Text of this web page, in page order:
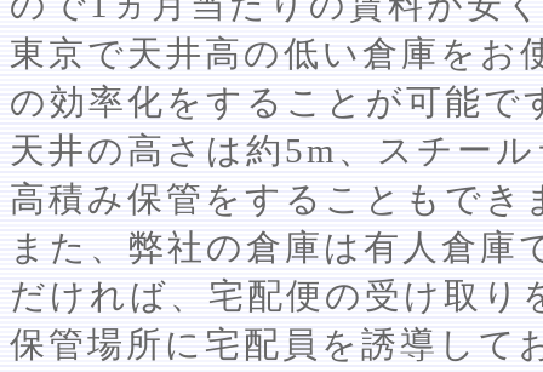
東京で天井高の低い倉庫をお
の効率化をすることが可能で
天井の高さは約5m、スチー
高積み保管をすることもでき
また、弊社の倉庫は有人倉
だければ、宅配便の受け取り
保管場所に宅配員を誘導して